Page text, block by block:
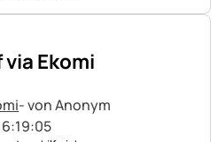
Ekomi
- von Anonym